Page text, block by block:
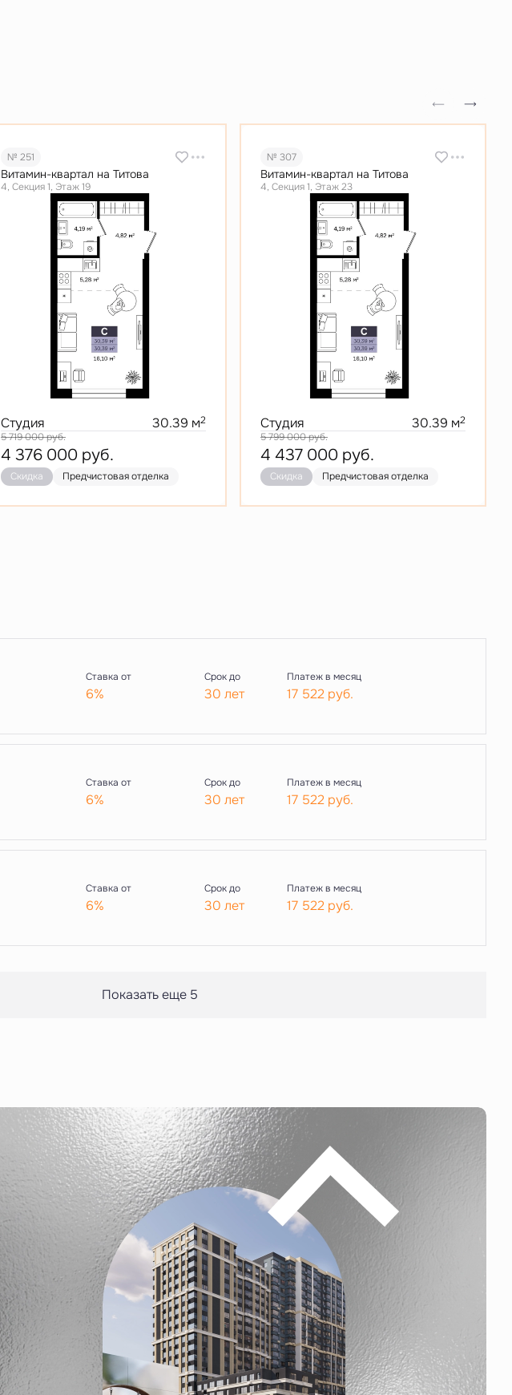
№ 251
Витамин-квартал на Титова
4, Секция 1, Этаж 19
Студия 30.39 м2
5 719 000руб.
4 376 000 руб.
Скидка Предчистовая отделка
№ 307
Витамин-квартал на Титова
4, Секция 1, Этаж 23
Студия 30.39 м2
5 799 000руб.
4 437 000 руб.
Скидка Предчистовая отделка
Ставка от
6%
Срок до
30 лет
Платеж в месяц
17 522 руб.
Ставка от
6%
Срок до
30 лет
Платеж в месяц
17 522 руб.
Ставка от
6%
Срок до
30 лет
Платеж в месяц
17 522 руб.
Показать еще 5